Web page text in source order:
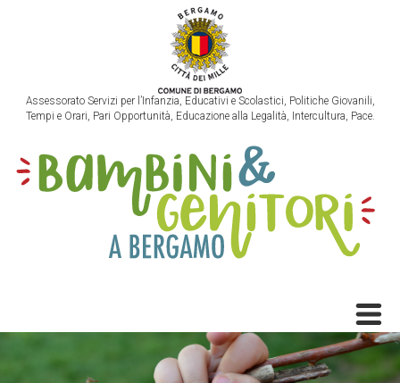
Assessorato Servizi per l’Infanzia, Educativi e Scolastici, Politiche Giovanili,
Tempi e Orari, Pari Opportunità, Educazione alla Legalità, Intercultura, Pace.